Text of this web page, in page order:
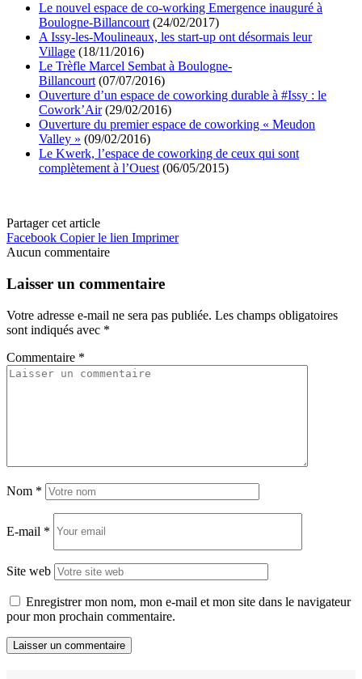
Le nouvel espace de co-working Emergence inauguré à
Boulogne-Billancourt (24/02/2017)
A Issy-les-Moulineaux, les start-up ont désormais leur
Village (18/11/2016)
Le Trèfle Marcel Sembat à Boulogne-
Billancourt (07/07/2016)
Ouverture d’un espace de coworking durable à #Issy : le
Cowork’Air(29/02/2016)
Ouverture du premier espace de coworking « Meudon
Valley » (09/02/2016)
Le Kwerk, l’espace de coworking de ceux qui sont
complètement à l’Ouest (06/05/2015)
Partager cet article
Facebook Copier le lien Imprimer
Aucun commentaire
Laisser un commentaire
Votre adresse e-mail ne sera pas publiée. Les champs obligatoires
sont indiqués avec *
Commentaire *
Nom *
E-mail *
Site web
Enregistrer mon nom, mon e-mail et mon site dans le navigateur
pour mon prochain commentaire.